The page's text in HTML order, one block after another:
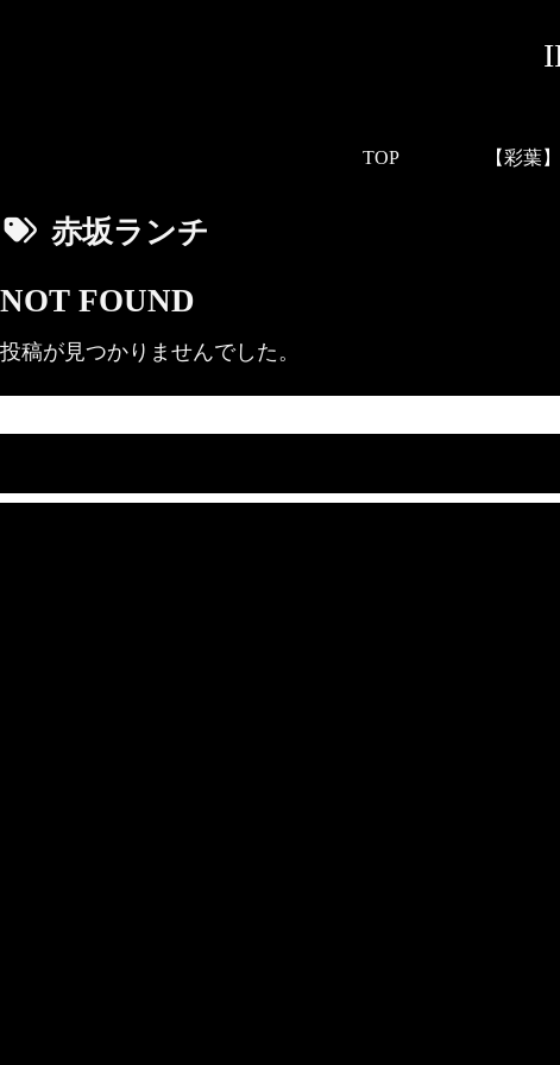
TOP
赤坂ランチ
NOT FOUND
投稿が見つかりませんでした。